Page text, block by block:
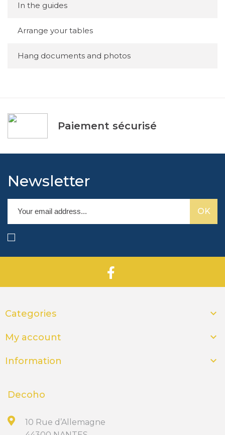
In the guides
Arrange your tables
Hang documents and photos
Paiement sécurisé
Newsletter
Categories 
My account 
Information 
Decoho
10 Rue d’Allemagne